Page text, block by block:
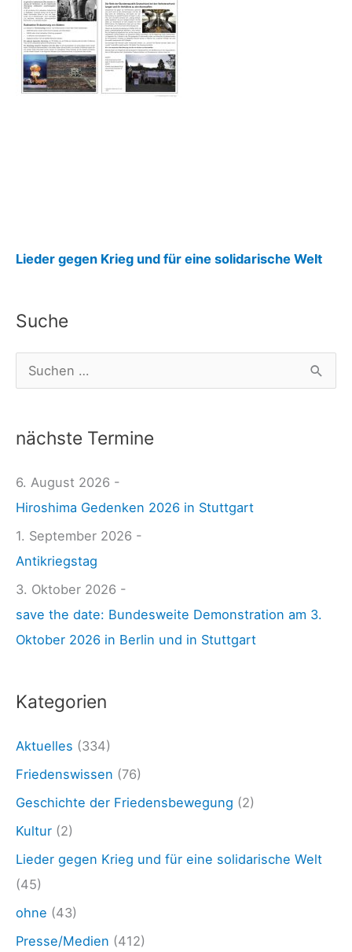
Lieder gegen Krieg und für eine solidarische Welt:
n
Suche
u
h
n
n
a
c
h
:
nächste Termine
6. August 2026 -
Hiroshima Gedenken 2026 in Stuttgart
1. September 2026 -
Antikriegstag
3. Oktober 2026 -
save the date: Bundesweite Demonstration am 3.
Oktober 2026 in Berlin und in Stuttgart
Kategorien
Aktuelles (334)
Friedenswissen (76)
Geschichte der Friedensbewegung (2)
Kultur (2)
Lieder gegen Krieg und für eine solidarische Welt
(45)
ohne (43)
Presse/Medien (412)